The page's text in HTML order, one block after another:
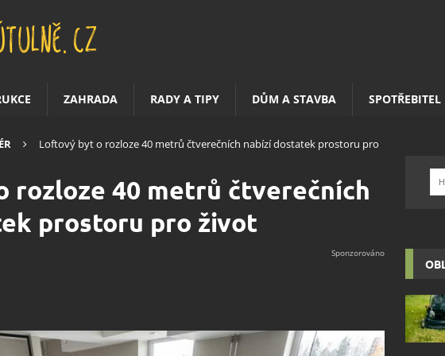
ZAHRADA RADY A TIPY DŮM A STAVBA SPOTŘEBITEL
Loftový byt o rozloze 40 metrů čtverečních nabízí dostatek prostoru pro
rozloze 40 metrů čtverečních
prostoru pro život